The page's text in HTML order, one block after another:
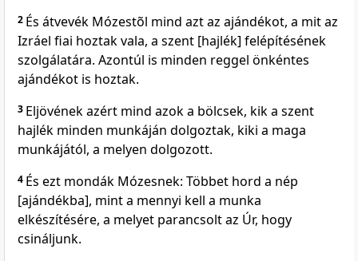
2 És átvevék Mózestõl mind azt az ajándékot, a mit az
Izráel fiai hoztak vala, a szent [hajlék] felépítésének
szolgálatára. Azontúl is minden reggel önkéntes
ajándékot is hoztak.
3 Eljövének azért mind azok a bölcsek, kik a szent
hajlék minden munkáján dolgoztak, kiki a maga
munkájától, a melyen dolgozott.
4 És ezt mondák Mózesnek: Többet hord a nép
[ajándékba], mint a mennyi kell a munka
elkészítésére, a melyet parancsolt az Úr, hogy
csináljunk.